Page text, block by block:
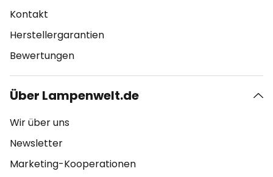
Kontakt
Herstellergarantien
Bewertungen
Über Lampenwelt.de
Wir über uns
Newsletter
Marketing-Kooperationen